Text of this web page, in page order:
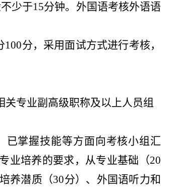
少于15分钟。外国语考核外语语
100分，采用面试方式进行考核，
关专业副高级职称及以上人员组
已掌握技能等方面向考核小组汇
业培养的要求，从专业基础（20
养潜质（30分）、外国语听力和